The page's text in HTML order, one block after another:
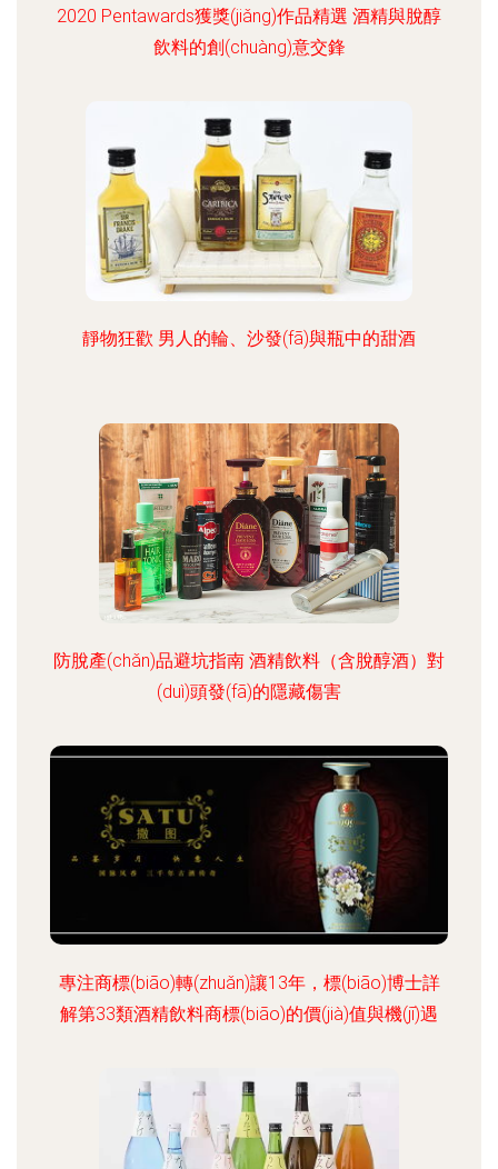
2020 Pentawards獲獎(jiǎng)作品精選 酒精與脫醇
飲料的創(chuàng)意交鋒
靜物狂歡 男人的輪、沙發(fā)與瓶中的甜酒
防脫產(chǎn)品避坑指南 酒精飲料（含脫醇酒）對
(duì)頭發(fā)的隱藏傷害
專注商標(biāo)轉(zhuǎn)讓13年，標(biāo)博士詳
解第33類酒精飲料商標(biāo)的價(jià)值與機(jī)遇